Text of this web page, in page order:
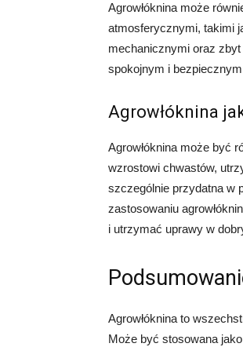
Agrowłóknina może
atmosferycznymi, takimi
mechanicznymi oraz zbyt
spokojnym i
Agrowłóknina
Agrowłóknina może być
wzrostowi chwastów,
szczególnie przydatna w
zastosowaniu
i utrzymać uprawy w
Agrowłóknina to
Może być stosowana